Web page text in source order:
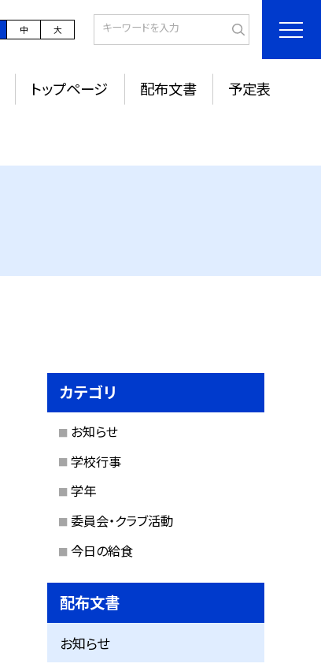
中 大
トップページ 配布文書 予定表
カテゴリ
お知らせ
学校行事
学年
委員会・クラブ活動
今日の給食
配布文書
お知らせ